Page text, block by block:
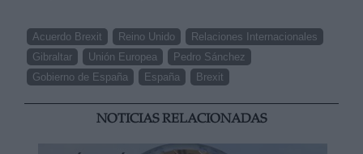
Acuerdo Brexit Reino Unido
Relaciones Internacionales
Gibraltar
Unión Europea
Pedro Sánchez
Gobierno de España
España Brexit
NOTICIAS RELACIONADAS